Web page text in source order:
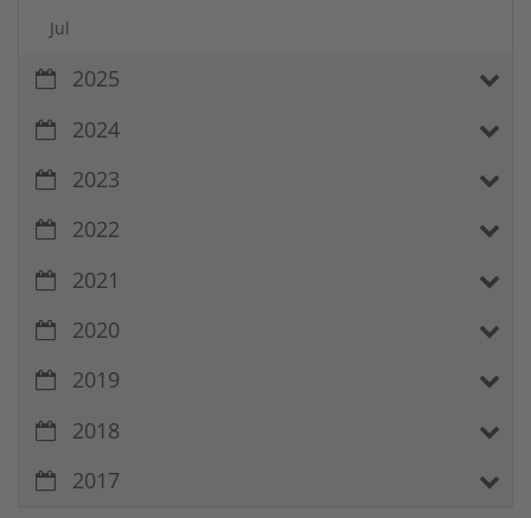
Jul
2025
2024
2023
2022
2021
2020
2019
2018
2017